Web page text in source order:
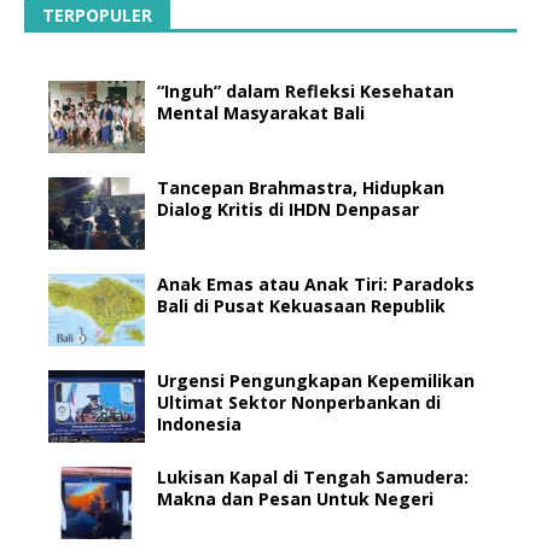
TERPOPULER
“Inguh” dalam Refleksi Kesehatan
Mental Masyarakat Bali
Tancepan Brahmastra, Hidupkan
Dialog Kritis di IHDN Denpasar
Anak Emas atau Anak Tiri: Paradoks
Bali di Pusat Kekuasaan Republik
Urgensi Pengungkapan Kepemilikan
Ultimat Sektor Nonperbankan di
Indonesia
Lukisan Kapal di Tengah Samudera:
Makna dan Pesan Untuk Negeri